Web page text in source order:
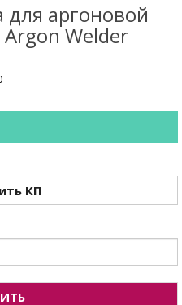
для аргоновой
Welder
КП